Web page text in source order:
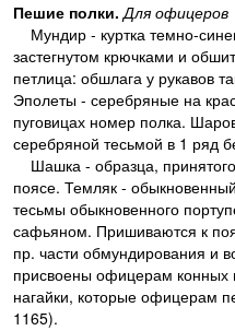
Пешие полки.Для офицеров
Мундир - куртка темно-
застегнутом крючками и
петлица: обшлага у рукавов
Эполеты - серебряные на
пуговицах номер полка.
серебряной тесьмой в 1 ряд
Шашка - образца,
поясе. Темляк -
тесьмы обыкновенного
сафьяном. Пришиваются к
пр. части обмундирования и
присвоены офицерам конных
нагайки, которые офицерам
1165).